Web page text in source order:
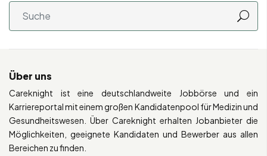
Über uns
Careknight ist eine deutschlandweite Jobbörse und ein
Karriereportal mit einem großen Kandidatenpool für Medizin und
Gesundheitswesen. Über Careknight erhalten Jobanbieter die
Möglichkeiten, geeignete Kandidaten und Bewerber aus allen
Bereichen zu finden.